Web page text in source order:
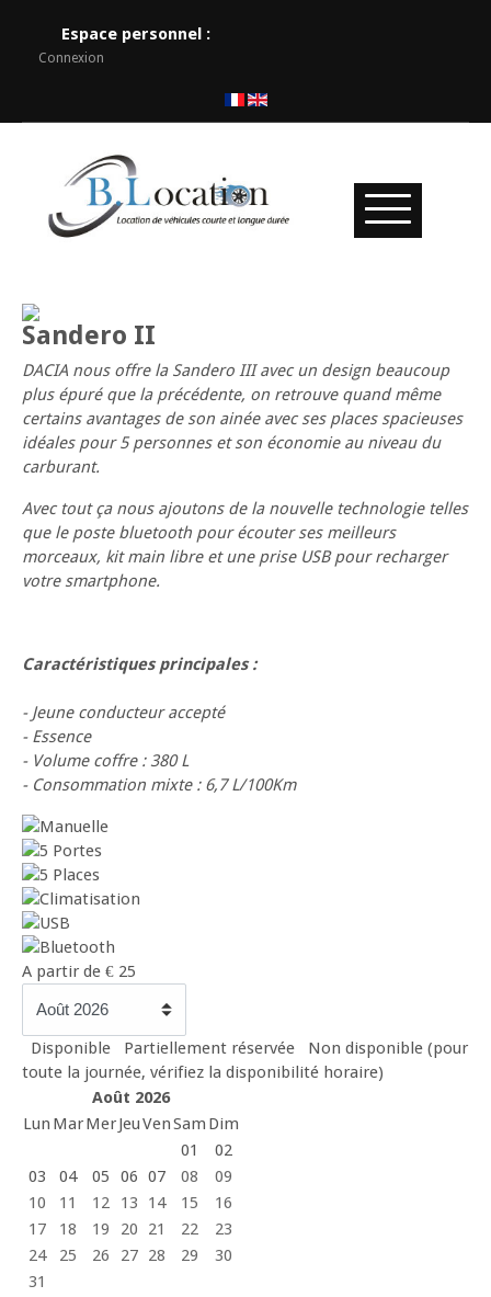
Espace personnel :
Connexion
Sandero II
DACIA nous offre la Sandero III avec un design beaucoup
plus épuré que la précédente, on retrouve quand même
certains avantages de son ainée avec ses places spacieuses
idéales pour 5 personnes et son économie au niveau du
carburant.
Avec tout ça nous ajoutons de la nouvelle technologie telles
que le poste bluetooth pour écouter ses meilleurs
morceaux, kit main libre et une prise USB pour recharger
votre smartphone.
Caractéristiques principales :
- Jeune conducteur accepté
- Essence
- Volume coffre : 380 L
- Consommation mixte : 6,7 L/100Km
A partir de € 25
Disponible Partiellement réservée
Non disponible (pour
toute la journée, vérifiez la disponibilité horaire)
Août 2026
Lun MarMerJeuVenSam Dim
01
02
03
04 05 06 07 08
09
10
11 12 13 14 15
16
17
18 19 20 21 22
23
24
25 26 27 28 29
30
31